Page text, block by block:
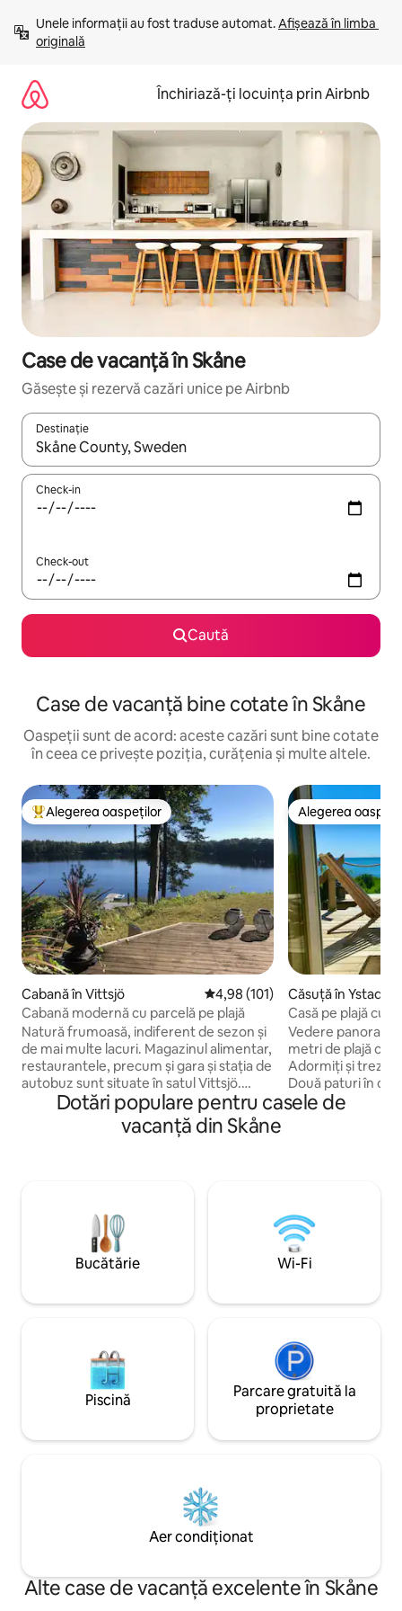
mergi
conținut
Unele informații au fost traduse automat. Afișează în limba
originală
Închiriază-ți locuința prin Airbnb
Case de vacanță în Skåne
Găsește și rezervă cazări unice pe Airbnb
Destinație
Când se încarcă rezultatele, navighează folosind tastele
Check-in
Check-out
Caută
Case de vacanță bine cotate în Skåne
Oaspeții sunt de acord: aceste cazări sunt bine cotate
în ceea ce privește poziția, curățenia și multe altele.
Locuință din topul categoriei Alegerea oaspeților
Alegerea oaspeților
Cabană în Vittsjö Scor mediu de 4,98 din 5, 101
4,98 (101)
Cabană modernă cu parcelă pe plajă
Natură frumoasă, indiferent de sezon și
de mai multe lacuri. Magazinul alimentar,
restaurantele, precum și gara și stația de
autobuz sunt situate în satul Vittsjö.
Oaspeții au acces la o barcă cu vâsle,
două caiace și la pescuit de pe doc.
Teren de golf, safari cu elani, cabană de
râsul și alte specii de animale nordice,
trăiesc în mediul lor natural. Consultă
programul de funcționare pe site-ul web
respectiv. Skåne oferă mult mai multe
Alegerea
Alegerea
Căsuță în Ystad
Casă pe plajă cu
mare
Vedere
metri de plajă cu
Adormiți și treziți-
Două paturi în
primul parchet și
mijlocul satului de
aproximativ 6 km
ajunge cu
bicicleta de-a
transport.
Dotări populare pentru casele de
vacanță din Skåne
Bucătărie Wi-Fi
Piscină
Parcare gratuită la
proprietate
Aer condiționat
Alte case de vacanță excelente în Skåne